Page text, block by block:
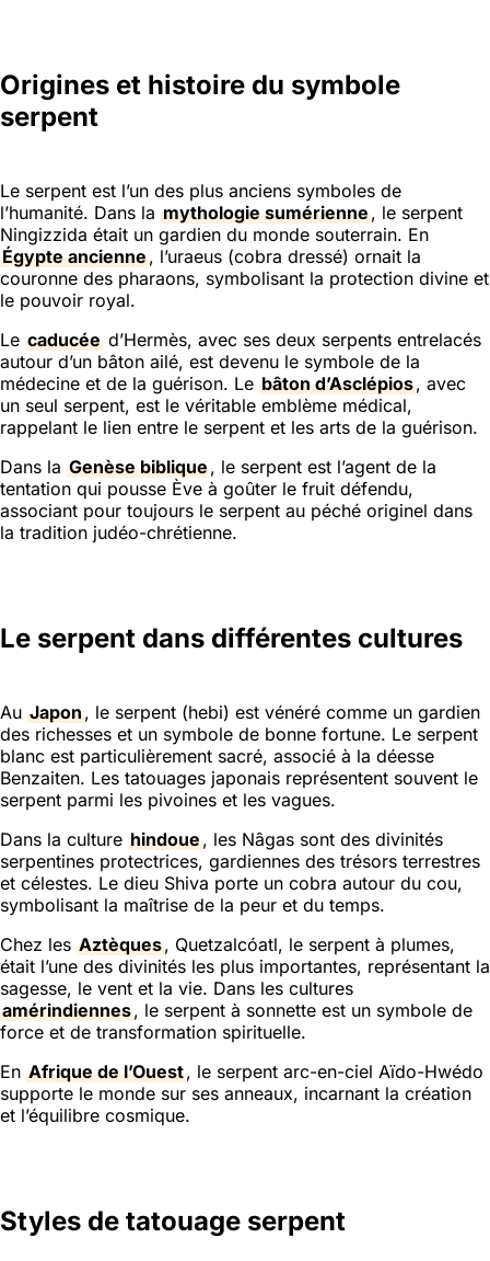
Origines et histoire du symbole
serpent
Le serpent est l’un des plus anciens symboles de
l’humanité. Dans la mythologie sumérienne, le serpent
Ningizzida était un gardien du monde souterrain. En
Égypte ancienne, l’uraeus (cobra dressé) ornait la
couronne des pharaons, symbolisant la protection divine et
le pouvoir royal.
Le caducée d’Hermès, avec ses deux serpents entrelacés
autour d’un bâton ailé, est devenu le symbole de la
médecine et de la guérison. Le bâton d’Asclépios, avec
un seul serpent, est le véritable emblème médical,
rappelant le lien entre le serpent et les arts de la guérison.
Dans la Genèse biblique, le serpent est l’agent de la
tentation qui pousse Ève à goûter le fruit défendu,
associant pour toujours le serpent au péché originel dans
la tradition judéo-chrétienne.
Le serpent dans différentes cultures
Au Japon, le serpent (hebi) est vénéré comme un gardien
des richesses et un symbole de bonne fortune. Le serpent
blanc est particulièrement sacré, associé à la déesse
Benzaiten. Les tatouages japonais représentent souvent le
serpent parmi les pivoines et les vagues.
Dans la culture hindoue, les Nâgas sont des divinités
serpentines protectrices, gardiennes des trésors terrestres
et célestes. Le dieu Shiva porte un cobra autour du cou,
symbolisant la maîtrise de la peur et du temps.
Chez les Aztèques, Quetzalcóatl, le serpent à plumes,
était l’une des divinités les plus importantes, représentant la
sagesse, le vent et la vie. Dans les cultures
amérindiennes, le serpent à sonnette est un symbole de
force et de transformation spirituelle.
En Afrique de l’Ouest, le serpent arc-en-ciel Aïdo-Hwédo
supporte le monde sur ses anneaux, incarnant la création
et l’équilibre cosmique.
Styles de tatouage serpent